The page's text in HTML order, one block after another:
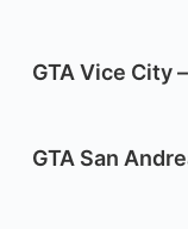
GTA Vice City
GTA San